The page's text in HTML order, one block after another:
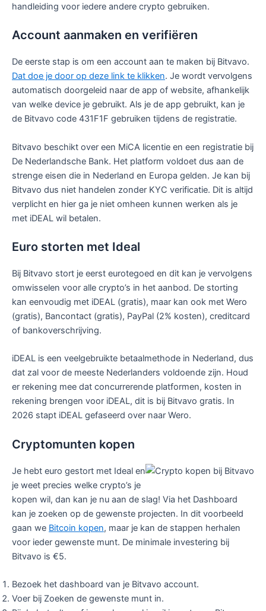
handleiding voor iedere andere crypto gebruiken.
Account aanmaken en verifiëren
De eerste stap is om een account aan te maken bij Bitvavo.
Dat doe je door op deze link te klikken. Je wordt vervolgens
automatisch doorgeleid naar de app of website, afhankelijk
van welke device je gebruikt. Als je de app gebruikt, kan je
de Bitvavo code 431F1F gebruiken tijdens de registratie.
Bitvavo beschikt over een MiCA licentie en een registratie bij
De Nederlandsche Bank. Het platform voldoet dus aan de
strenge eisen die in Nederland en Europa gelden. Je kan bij
Bitvavo dus niet handelen zonder KYC verificatie. Dit is altijd
verplicht en hier ga je niet omheen kunnen werken als je
met iDEAL wil betalen.
Euro storten met Ideal
Bij Bitvavo stort je eerst eurotegoed en dit kan je vervolgens
omwisselen voor alle crypto’s in het aanbod. De storting
kan eenvoudig met iDEAL (gratis), maar kan ook met Wero
(gratis), Bancontact (gratis), PayPal (2% kosten), creditcard
of bankoverschrijving.
iDEAL is een veelgebruikte betaalmethode in Nederland, dus
dat zal voor de meeste Nederlanders voldoende zijn. Houd
er rekening mee dat concurrerende platformen, kosten in
rekening brengen voor iDEAL, dit is bij Bitvavo gratis. In
2026 stapt iDEAL gefaseerd over naar Wero.
Cryptomunten kopen
Je hebt euro gestort met Ideal en
je weet precies welke crypto’s je
kopen wil, dan kan je nu aan de slag! Via het Dashboard
kan je zoeken op de gewenste projecten. In dit voorbeeld
gaan we Bitcoin kopen, maar je kan de stappen herhalen
voor ieder gewenste munt. De minimale investering bij
Bitvavo is €5.
Bezoek het dashboard van je Bitvavo account.
Voer bij Zoeken de gewenste munt in.